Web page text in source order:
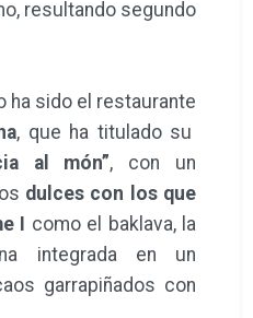
resultando segundo
sido el restaurante
, que ha titulado su
al món”, con un
dulces con los que
I como el baklava, la
integrada en un
garrapiñados con